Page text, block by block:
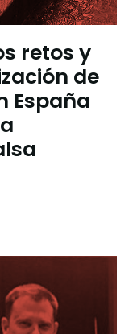
retos y
de
España